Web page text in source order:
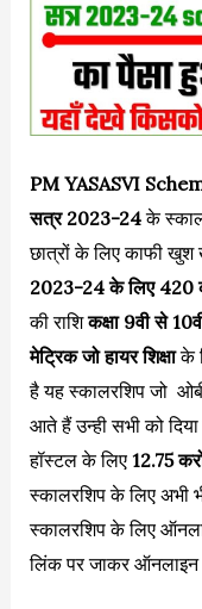
PM YASASVI
सत्र 2023-24के
छात्रों के लिए काफी
2023-24 के लिए 420
की राशिकक्षा 9वी से
मेट्रिक जो हायर शिक्षाके
है यह स्कालरशिप जो
आते हैं उन्ही सभी को
हॉस्टल के लिए 12.75
स्कालरशिप के लिए अभी
स्कालरशिप के लिए
लिंक पर जाकर